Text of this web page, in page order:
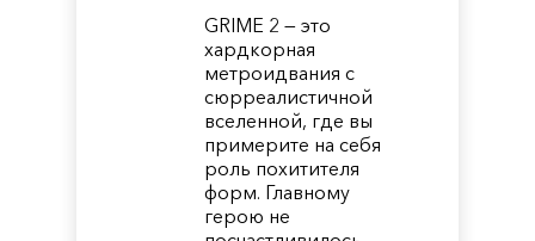
GRIME 2 — это
хардкорная
метроидвания с
сюрреалистичной
вселенной, где вы
примерите на себя
роль похитителя
форм. Главному
герою не